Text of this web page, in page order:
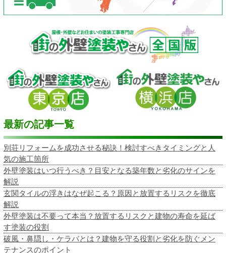
最新の記事一覧
別荘リフォームを成功させる秘訣！検討すべきタイミングと人
気の施工箇所
外壁塗装はいつ行うべき？目安となる築年数と劣化のサインを
解説
玄関タイルの浮きはなぜ起こる？原因と放置するリスクを徹底
解説
外壁塗装は不要って本当？放置するリスクと建物の寿命を延ば
す塗装の役割
破風・鼻隠し・ケラバとは？建物を守る役割と劣化を防ぐメン
テナンスのポイント